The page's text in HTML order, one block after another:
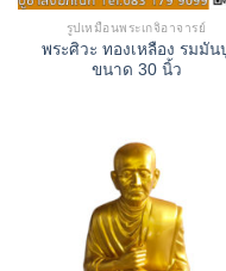
รูปเหมือนพระเกจิอาจารย์
พระศิวะ ทองเหลือง รมมันปู
ขนาด 30 นิ้ว